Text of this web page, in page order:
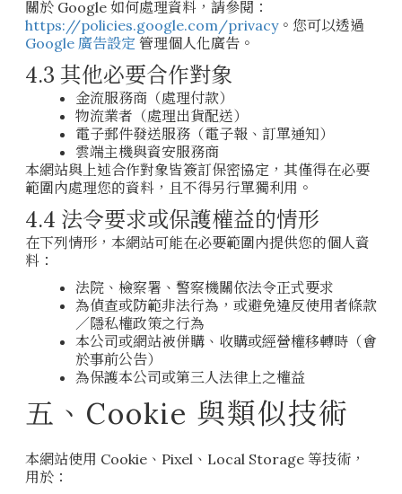
關於 Google 如何處理資料，請參閱：
https://policies.google.com/privacy。您可以透過
Google 廣告設定 管理個人化廣告。
4.3 其他必要合作對象
金流服務商（處理付款）
物流業者（處理出貨配送）
電子郵件發送服務（電子報、訂單通知）
雲端主機與資安服務商
本網站與上述合作對象皆簽訂保密協定，其僅得在必要
範圍內處理您的資料，且不得另行單獨利用。
4.4 法令要求或保護權益的情形
在下列情形，本網站可能在必要範圍內提供您的個人資
料：
法院、檢察署、警察機關依法令正式要求
為偵查或防範非法行為，或避免違反使用者條款
／隱私權政策之行為
本公司或網站被併購、收購或經營權移轉時（會
於事前公告）
為保護本公司或第三人法律上之權益
五、Cookie 與類似技術
本網站使用 Cookie、Pixel、Local Storage 等技術，
用於：